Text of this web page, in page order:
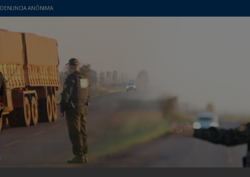
DENUNCIA ANÔNIMA